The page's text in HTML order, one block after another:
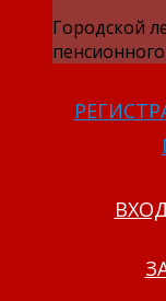
Городской